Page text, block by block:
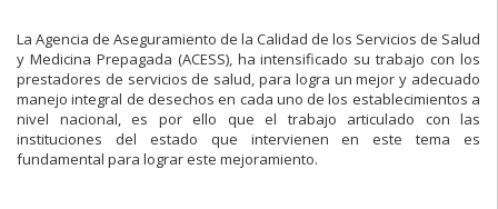
La Agencia de Aseguramiento de la Calidad de los Servicios de Salud
y Medicina Prepagada (ACESS), ha intensificado su trabajo con los
prestadores de servicios de salud, para logra un mejor y adecuado
manejo integral de desechos en cada uno de los establecimientos a
nivel nacional, es por ello que el trabajo articulado con las
instituciones del estado que intervienen en este tema es
fundamental para lograr este mejoramiento.